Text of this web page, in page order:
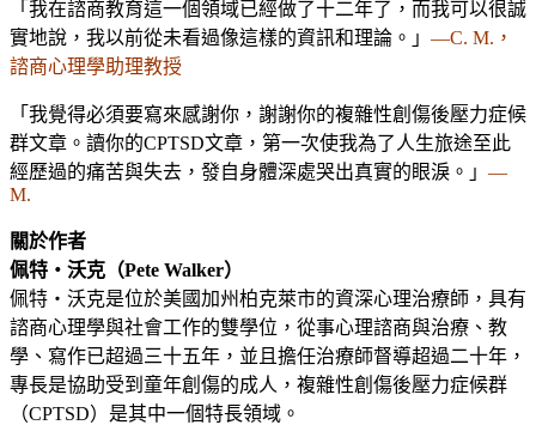
「我在諮商教育這一個領域已經做了十二年了，而我可以很誠
實地說，我以前從未看過像這樣的資訊和理論。」 —C. M.，
諮商心理學助理教授
「我覺得必須要寫來感謝你，謝謝你的複雜性創傷後壓力症候
群文章。讀你的CPTSD文章，第一次使我為了人生旅途至此
經歷過的痛苦與失去，發自身體深處哭出真實的眼淚。」 —
M.
關於作者
佩特‧沃克（Pete Walker）
佩特‧沃克是位於美國加州柏克萊市的資深心理治療師，具有
諮商心理學與社會工作的雙學位，從事心理諮商與治療、教
學、寫作已超過三十五年，並且擔任治療師督導超過二十年，
專長是協助受到童年創傷的成人，複雜性創傷後壓力症候群
（CPTSD）是其中一個特長領域。